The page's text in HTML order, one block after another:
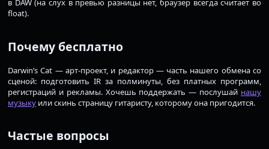
в DAW (на слух в превью разницы нет, браузер всегда считает во
float).
Почему бесплатно
Darwin’s Cat — арт-проект, и редактор — часть нашего обмена со
сценой: подготовить IR за полминуты, без платных программ,
регистраций и рекламы. Хочешь поддержать — послушай нашу
музыку или скинь страницу гитаристу, которому она пригодится.
Частые вопросы